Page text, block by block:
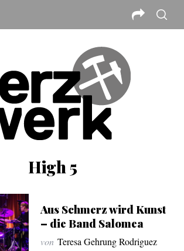
High 5
Aus Schmerz wird Kunst
– die Band Salomea
von Teresa Gehrung Rodriguez